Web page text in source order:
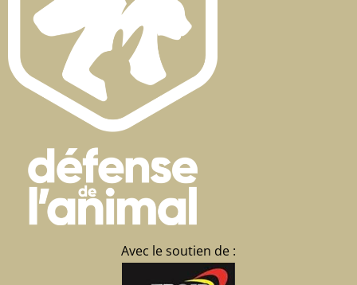
Avec le soutien de :